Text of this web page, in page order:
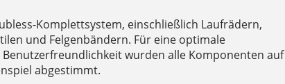
Komplettsystem, einschließlich Laufrädern,
und Felgenbändern. Für eine optimale
wurden alle Komponenten auf
abgestimmt.